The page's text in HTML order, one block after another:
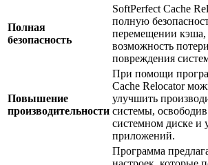
Полная
безопасность
SoftPerfect Cache
полную
перемещении кэша,
возможность
повреждения
Повышение
производительности
При помощи
Cache Relocator
улучшить
системы,
системном диске и
приложений.
Программа